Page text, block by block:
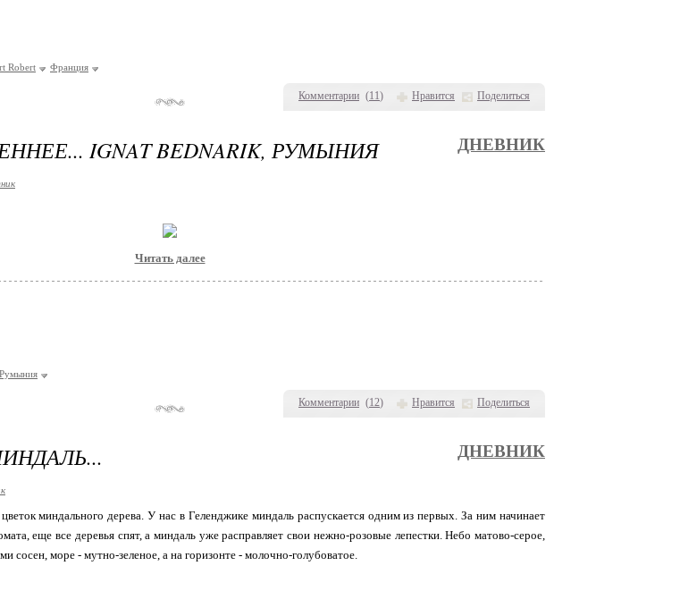
Комментарии (11) Нравится Поделиться
Robert Франция
Комментарии (12) Нравится Поделиться
IGNAT BEDNARIK, РУМЫНИЯ ДНЕВНИК
Читать далее
Румыния
ДНЕВНИК
миндального дерева. У нас в Геленджике миндаль распускается одним из первых. За ним начинает
еще все деревья спят, а миндаль уже расправляет свои нежно-розовые лепестки. Небо матово-серое,
сосен, море - мутно-зеленое, а на горизонте - молочно-голубоватое.